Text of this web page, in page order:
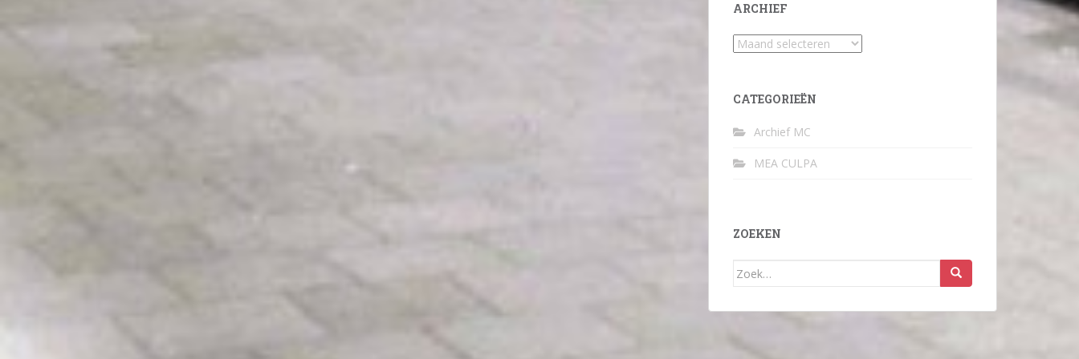
ARCHIEF
Archief
CATEGORIEËN
Archief MC
MEA CULPA
ZOEKEN
Zoek